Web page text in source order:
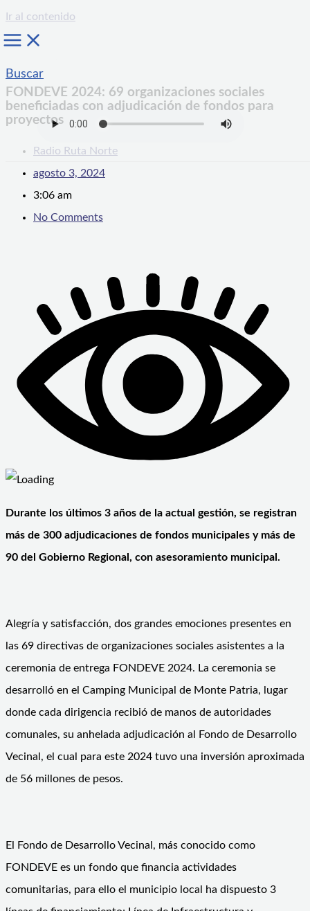
Ir al contenido
Buscar
FONDEVE 2024: 69 organizaciones sociales
beneficiadas con adjudicación de fondos para
proyectos
Radio Ruta Norte
agosto 3, 2024
3:06 am
No Comments
Durante los últimos 3 años de la actual gestión, se registran
más de 300 adjudicaciones de fondos municipales y más de
90 del Gobierno Regional, con asesoramiento municipal.
Alegría y satisfacción, dos grandes emociones presentes en
las 69 directivas de organizaciones sociales asistentes a la
ceremonia de entrega FONDEVE 2024. La ceremonia se
desarrolló en el Camping Municipal de Monte Patria, lugar
donde cada dirigencia recibió de manos de autoridades
comunales, su anhelada adjudicación al Fondo de Desarrollo
Vecinal, el cual para este 2024 tuvo una inversión aproximada
de 56 millones de pesos.
El Fondo de Desarrollo Vecinal, más conocido como
FONDEVE es un fondo que financia actividades
comunitarias, para ello el municipio local ha dispuesto 3